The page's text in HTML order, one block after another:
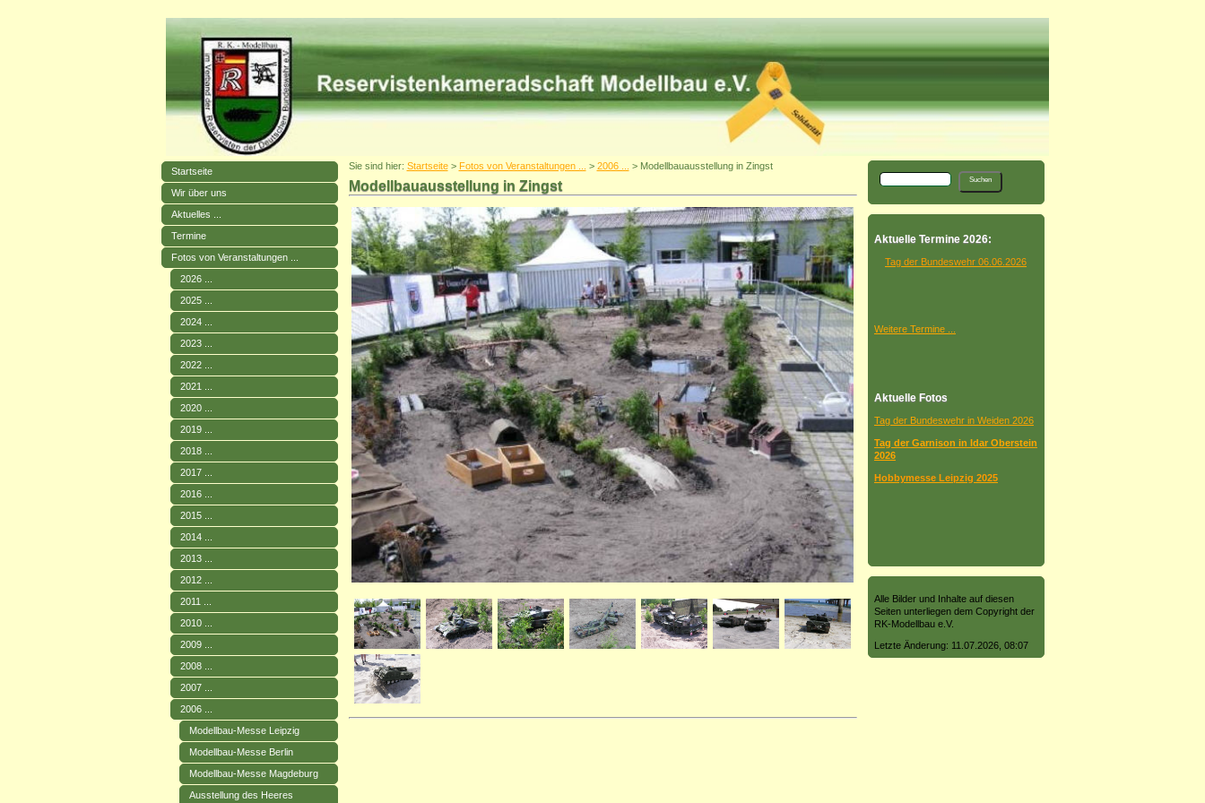
Startseite
Wir über uns
Aktuelles ...
Termine
Fotos von Veranstaltungen ...
2026 ...
2025 ...
2024 ...
2023 ...
2022 ...
2021 ...
2020 ...
2019 ...
2018 ...
2017 ...
2016 ...
2015 ...
2014 ...
2013 ...
2012 ...
2011 ...
2010 ...
2009 ...
2008 ...
2007 ...
2006 ...
Modellbau-Messe Leipzig
Modellbau-Messe Berlin
Modellbau-Messe Magdeburg
Ausstellung des Heeres
Sie sind hier: Startseite> Fotos von Veranstaltungen ... > 2006 ... > Modellbauausstellung in Zingst
Modellbauausstellung in Zingst
Aktuelle Termine 2026:
Tag der Bundeswehr 06.06.2026
Weitere Termine ...
Aktuelle Fotos
Tag der Bundeswehr in Weiden 2026
Tag der Garnison in Idar Oberstein
2026
Hobbymesse Leipzig 2025
Alle Bilder und Inhalte auf diesen
Seiten unterliegen dem Copyright der
RK-Modellbau e.V.
Letzte Änderung: 11.07.2026, 08:07